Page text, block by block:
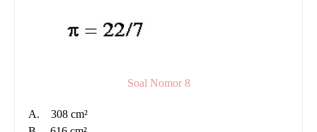
Soal Nomor 8
A. 308 cm²